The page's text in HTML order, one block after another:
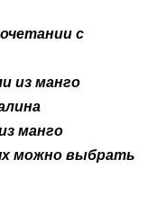
с
из манго
манго
можно выбрать